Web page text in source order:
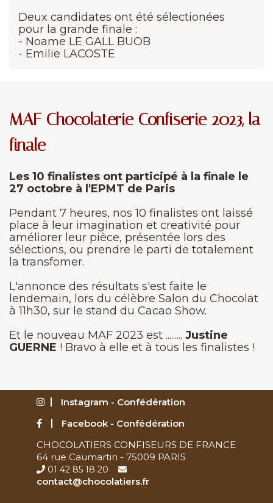
Deux candidates ont été sélectionées
pour la grande finale :
- Noame LE GALL BUOB
- Emilie LACOSTE
MAF Chocolaterie Confiserie 2023, la
finale
Les 10 finalistes ont participé à la finale le
27 octobre à l'EPMT de Paris
Pendant 7 heures, nos 10 finalistes ont laissé
place à leur imagination et creativité pour
améliorer leur pièce, présentée lors des
sélections, ou prendre le parti de totalement
la transfomer.
L'annonce des résultats s'est faite le
lendemain, lors du célèbre Salon du Chocolat
à 11h30, sur le stand du Cacao Show.
Et le nouveau MAF 2023 est ......... Justine
GUERNE ! Bravo à elle et à tous les finalistes !
Instagram - Confédération
Facebook - Confédération
CHOCOLATIERS CONFISEURS DE FRANCE
64 rue Caumartin - 75009 PARIS
01 42 85 18 20
contact@chocolatiers.fr